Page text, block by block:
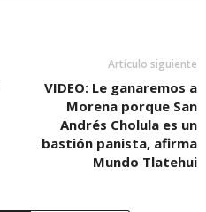
Artículo siguiente
VIDEO: Le ganaremos a
Morena porque San
Andrés Cholula es un
bastión panista, afirma
Mundo Tlatehui